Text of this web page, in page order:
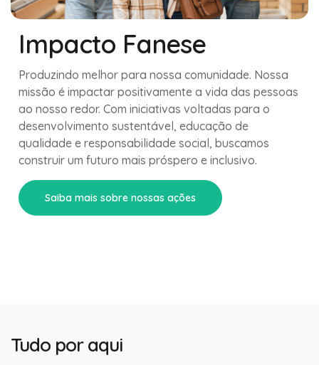
Impacto Fanese
Produzindo melhor para nossa comunidade. Nossa
missão é impactar positivamente a vida das pessoas
ao nosso redor. Com iniciativas voltadas para o
desenvolvimento sustentável, educação de
qualidade e responsabilidade social, buscamos
construir um futuro mais próspero e inclusivo.
Saiba mais sobre nossas ações
Tudo por aqui